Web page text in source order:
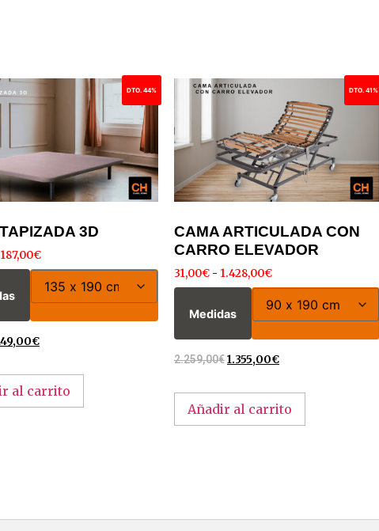
DTO. 44%
3D
187,00€
€
al carrito
DTO. 41%
CAMA ARTICULADA CON
CARRO ELEVADOR
31,00€ - 1.428,00€
Medidas
2.259,00€1.355,00€
Añadir al carrito